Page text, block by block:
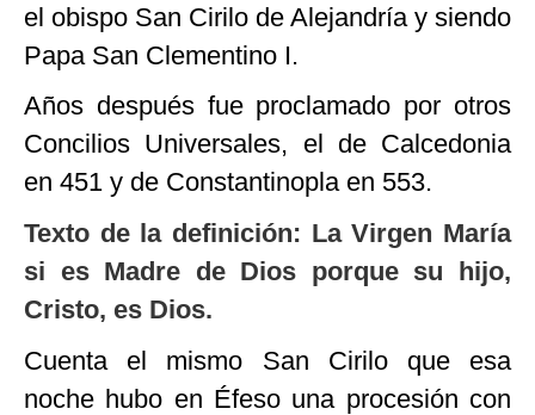
el obispo San Cirilo de Alejandría y siendo
Papa San Clementino I.
Años después fue proclamado por otros
Concilios Universales, el de Calcedonia
en 451 y de Constantinopla en 553.
Texto de la definición: La Virgen María
si es Madre de Dios porque su hijo,
Cristo, es Dios.
Cuenta el mismo San Cirilo que esa
noche hubo en Éfeso una procesión con